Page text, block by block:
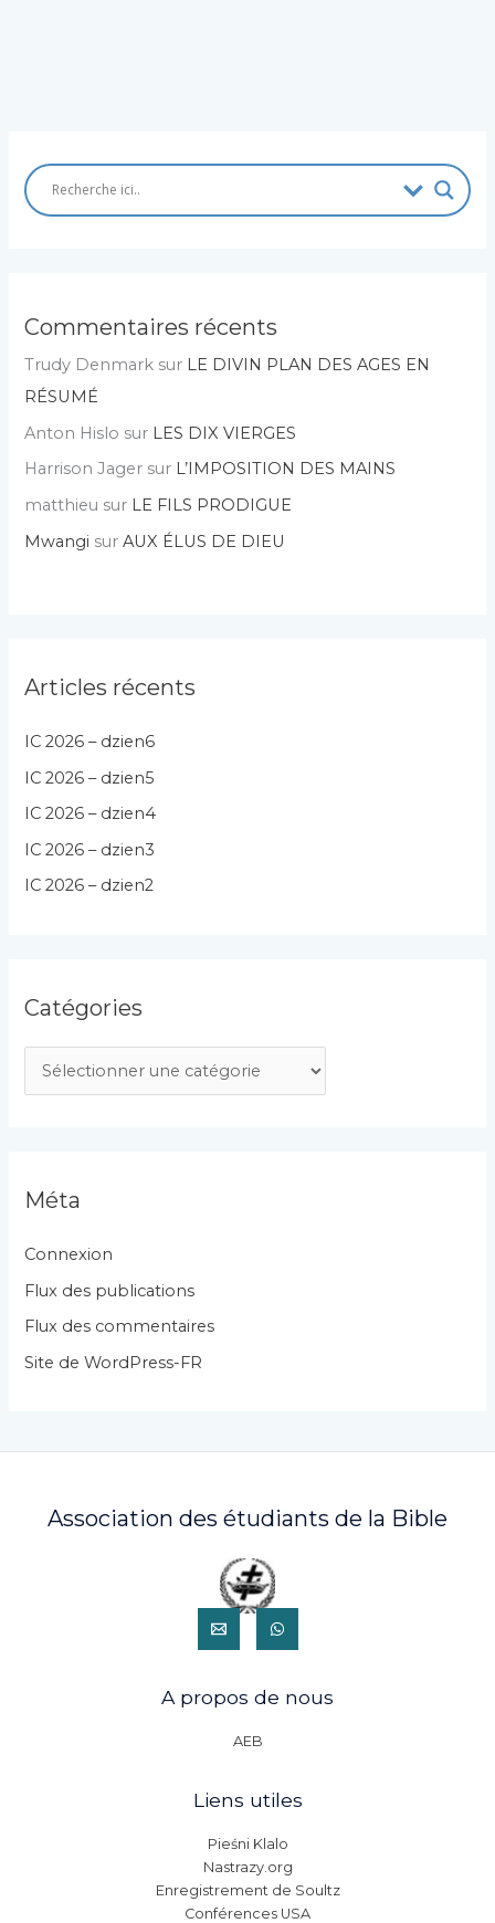
Commentaires récents
Trudy Denmark sur LE DIVIN PLAN DES AGES EN
RÉSUMÉ
Anton Hislo sur LES DIX VIERGES
Harrison Jager sur L’IMPOSITION DES MAINS
matthieu sur LE FILS PRODIGUE
Mwangi surAUX ÉLUS DE DIEU
Articles récents
IC 2026 – dzien6
IC 2026 – dzien5
IC 2026 – dzien4
IC 2026 – dzien3
IC 2026 – dzien2
Catégories
a
g
r
i
e
Méta
Connexion
Flux des publications
Flux des commentaires
Site de WordPress-FR
Association des étudiants de la Bible
A propos de nous
AEB
Liens utiles
Pieśni Klalo
Nastrazy.org
Enregistrement de Soultz
Conférences USA